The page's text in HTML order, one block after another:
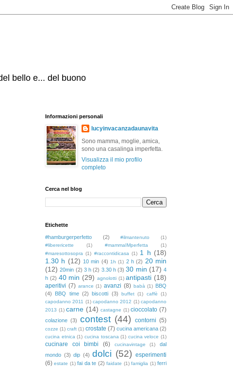
bello e... del buono
Informazioni personali
lucyinvacanzadaunavita
Sono mamma, moglie, amica,
sono una casalinga imperfetta.
Visualizza il mio profilo
completo
Cerca nel blog
Etichette
#hamburgerperfetto (2) #ilmantenuto
(1)
#liberericette
(1) #mammaIMperfetta
(1)
#maresottosopra (1) #raccontidicasa (1) 1 h (18)
1.30 h (12) 10 min (4) 1h (1) 2 h (2) 20 min
(12) 20min (2) 3 h (2) 3.30 h (3) 30 min (17) 4
h (2) 40 min (29) agnolotti (1) antipasti (18)
aperitivi (7) arance (1) avanzi (8) babà (1) BBQ
(4)
BBQ time (2) biscotti (3) buffet (1) caffè
(1)
capodanno 2011 (1) capodanno 2012 (1) capodanno
2013 (1) carne (14) castagne (1) cioccolato (7)
colazione (3) contest (44) contorni (5)
cozze (1) craft (1) crostate (7) cucina americana (2)
cucina etnica (1) cucina toscana (1) cucina veloce (1)
cucinare coi bimbi (6) cucinavintage (1)
dal
mondo (3) dip (4) dolci (52) esperimenti
(6) estate (1) fai da te (2) faidate (1) famiglia (1) ferri